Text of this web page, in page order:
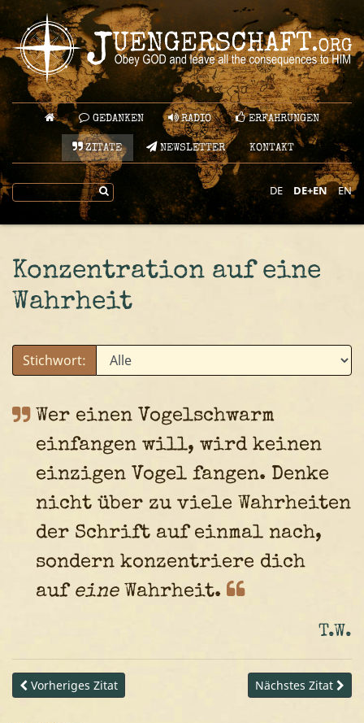
GEDANKEN RADIO ERFAHRUNGEN
ZITATE NEWSLETTER KONTAKT
DE DE+EN EN
Konzentration auf eine
Wahrheit
Stichwort:
Wer einen Vogelschwarm
einfangen will, wird keinen
einzigen Vogel fangen. Denke
nicht über zu viele Wahrheiten
der Schrift auf einmal nach,
sondern konzentriere dich
auf eineWahrheit.
T.W.
Vorheriges Zitat Nächstes Zitat